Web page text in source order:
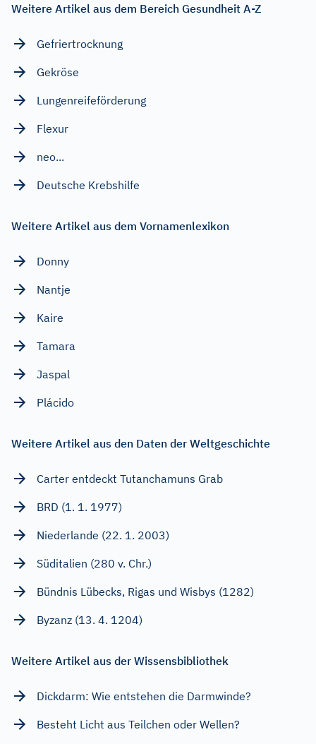
Weitere Artikel aus dem Bereich Gesundheit A-Z
Gefriertrocknung
Gekröse
Lungenreifeförderung
Flexur
neo...
Deutsche Krebshilfe
Weitere Artikel aus dem Vornamenlexikon
Donny
Nantje
Kaire
Tamara
Jaspal
Plácido
Weitere Artikel aus den Daten der Weltgeschichte
Carter entdeckt Tutanchamuns Grab
BRD (1. 1. 1977)
Niederlande (22. 1. 2003)
Süditalien (280 v. Chr.)
Bündnis Lübecks, Rigas und Wisbys (1282)
Byzanz (13. 4. 1204)
Weitere Artikel aus der Wissensbibliothek
Dickdarm: Wie entstehen die Darmwinde?
Besteht Licht aus Teilchen oder Wellen?